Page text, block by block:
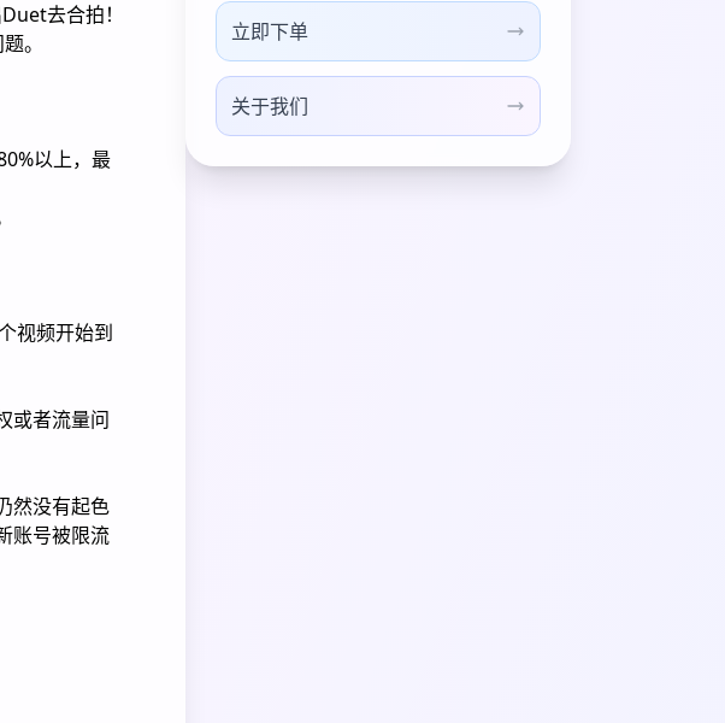
去合拍！
。
以上，最
视频开始到
或者流量问
然没有起色
账号被限流
立即下单
关于我们